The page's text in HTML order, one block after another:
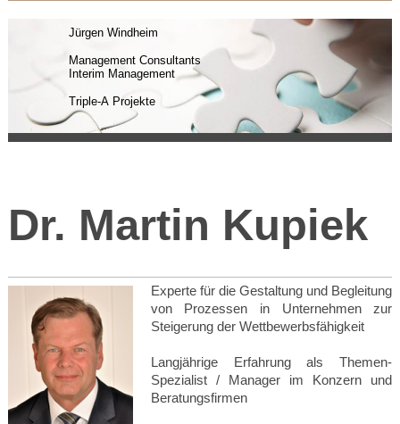
Jürgen Windheim
Management Consultants
Interim Management
Triple-A Projekte
Dr. Martin Kupiek
Experte für die Gestaltung und Begleitung
von Prozessen in Unternehmen zur
Steigerung der Wettbewerbsfähigkeit
Langjährige Erfahrung als Themen-
Spezialist / Manager im Konzern und
Beratungsfirmen